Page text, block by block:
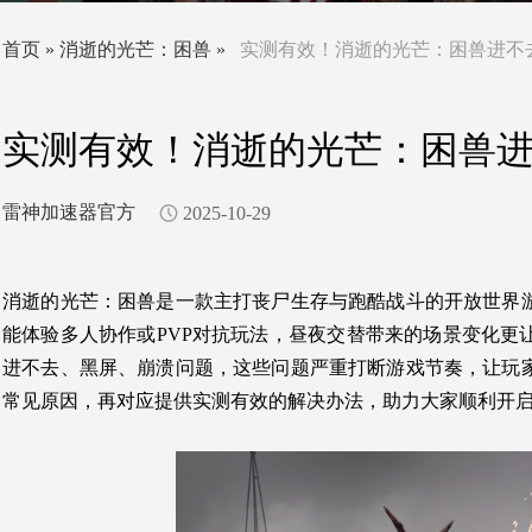
首页 » 消逝的光芒：困兽 » 实测有效！消逝的光芒：困兽进
实测有效！消逝的光芒：困兽
雷神加速器官方 2025-10-29
消逝的光芒：困兽是一款主打丧尸生存与跑酷战斗的开放世
能体验多人协作或PVP对抗玩法，昼夜交替带来的场景变化
进不去、黑屏、崩溃问题，这些问题严重打断游戏节奏，让
常见原因，再对应提供实测有效的解决办法，助力大家顺利开